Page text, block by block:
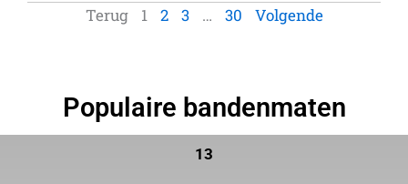
Terug 1 2 3 … 30 Volgende
Populaire bandenmaten
13